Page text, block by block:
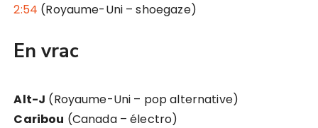
2:54 (Royaume-Uni – shoegaze)
En vrac
Alt-J (Royaume-Uni – pop alternative)
Caribou (Canada – électro)